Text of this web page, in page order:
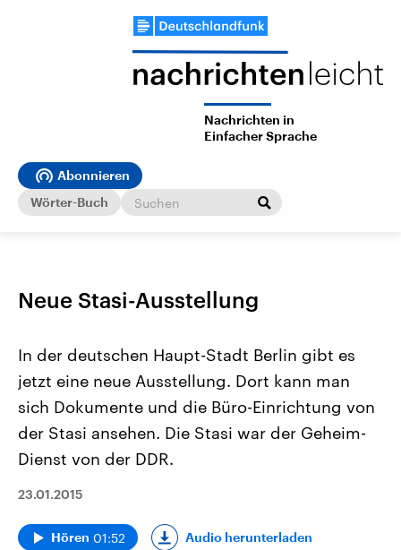
Nachrichten in
Einfacher Sprache
Abonnieren
Wörter-Buch
Neue Stasi-Ausstellung
In der deutschen Haupt-Stadt Berlin gibt es
jetzt eine neue Ausstellung. Dort kann man
sich Dokumente und die Büro-Einrichtung von
der Stasi ansehen. Die Stasi war der Geheim-
Dienst von der DDR.
23.01.2015
Hören 01:52 Audio herunterladen